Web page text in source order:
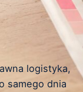
logistyka,
samego dnia